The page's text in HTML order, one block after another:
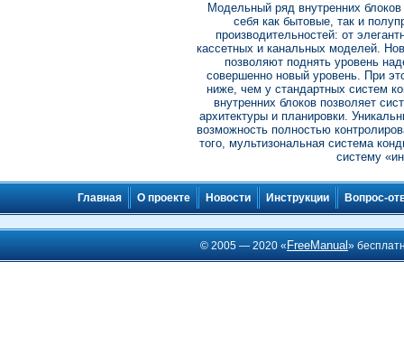
Модельный ряд внутренних
себя как бытовые, так и
производительностей: от
кассетных и канальных моделей.
позволяют поднять уровень
совершенно новый уровень. При
ниже, чем у стандартных систем
внутренних блоков позволяет
архитектуры и планировки.
возможность полностью
того, мультизональная система
систему
Главная О проекте Новости Инструкции Вопрос-
© 2005 — 2020 « FreeManual»